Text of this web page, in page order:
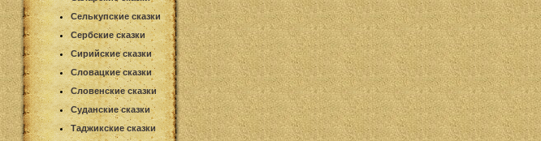
Селькупские сказки
Сербские сказки
Сирийские сказки
Словацкие сказки
Словенские сказки
Суданские сказки
Таджикские сказки